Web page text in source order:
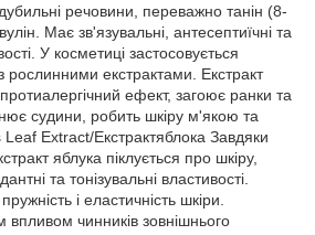
речовини, переважно танін (8-
Має зв'язувальні, антесептиїчні та
У косметиці застосовується
рослинними екстрактами. Екстракт
ефект, загоює ранки та
судини, робить шкіру м'якою та
Extract/Екстрактяблока Завдяки
яблука піклується про шкіру,
та тонізувальні властивості.
і еластичність шкіри.
впливом чинників зовнішнього